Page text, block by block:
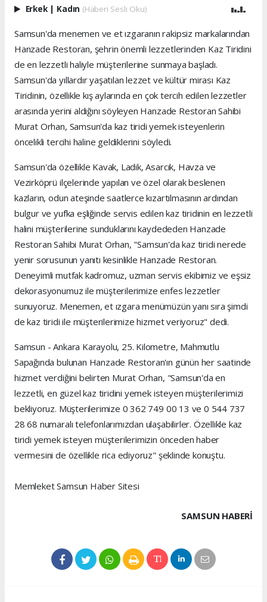
Erkek | Kadın (Haberi Sesli Oku)
Samsun'da menemen ve et ızgaranın rakipsiz markalarından
Hanzade Restoran, şehrin önemli lezzetlerinden Kaz Tiridini
de en lezzetli haliyle müşterilerine sunmaya başladı.
Samsun'da yıllardır yaşatılan lezzet ve kültür mirası Kaz
Tiridinin, özellikle kış aylarında en çok tercih edilen lezzetler
arasında yerini aldığını söyleyen Hanzade Restoran Sahibi
Murat Orhan, Samsun'da kaz tiridi yemek isteyenlerin
öncelikli tercihi haline geldiklerini söyledi.
Samsun'da özellikle Kavak, Ladik, Asarcık, Havza ve
Vezirköprü ilçelerinde yapılan ve özel olarak beslenen
kazların, odun ateşinde saatlerce kızartılmasının ardından
bulgur ve yufka eşliğinde servis edilen kaz tiridinin en lezzetli
halini müşterilerine sunduklarını kaydededen Hanzade
Restoran Sahibi Murat Orhan, "Samsun'da kaz tiridi nerede
yenir sorusunun yanıtı kesinlikle Hanzade Restoran.
Deneyimli mutfak kadromuz, uzman servis ekibimiz ve eşsiz
dekorasyonumuz ile müşterilerimize enfes lezzetler
sunuyoruz. Menemen, et ızgara menümüzün yanı sıra şimdi
de kaz tiridi ile müşterilerimize hizmet veriyoruz" dedi.
Samsun - Ankara Karayolu, 25. Kilometre, Mahmutlu
Sapağında bulunan Hanzade Restoran'ın günün her saatinde
hizmet verdiğini belirten Murat Orhan, "Samsun'da en
lezzetli, en güzel kaz tiridini yemek isteyen müşterilerimizi
bekliyoruz. Müşterilerimize 0 362 749 00 13 ve 0 544 737
28 68 numaralı telefonlarımızdan ulaşabilirler. Özellikle kaz
tiridi yemek isteyen müşterilerimizin önceden haber
vermesini de özellikle rica ediyoruz" şeklinde konuştu.
Memleket Samsun Haber Sitesi
SAMSUN HABERİ